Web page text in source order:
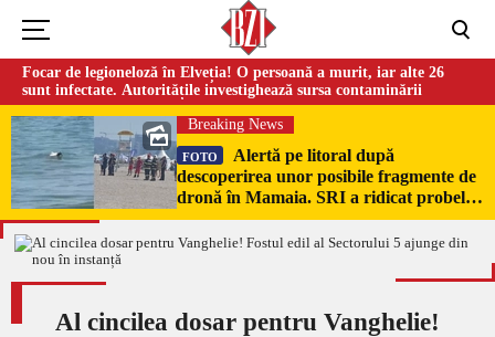
Focar de legioneloză în Elveția! O persoană a murit, iar alte 26
sunt infectate. Autoritățile investighează sursa contaminării
Breaking News
FOTO
Alertă pe litoral după
descoperirea unor posibile fragmente de
dronă în Mamaia. SRI a ridicat probele
pentru expertiză
Al cincilea dosar pentru Vanghelie!